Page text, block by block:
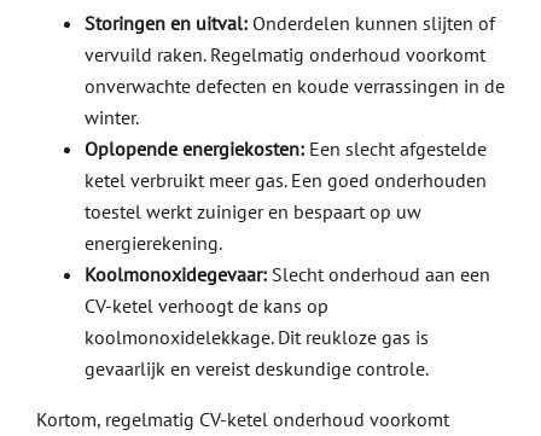
Storingen en uitval:Onderdelen kunnen slijten of
vervuild raken. Regelmatig onderhoud voorkomt
onverwachte defecten en koude verrassingen in de
winter.
Oplopende energiekosten:Een slecht afgestelde
ketel verbruikt meer gas. Een goed onderhouden
toestel werkt zuiniger en bespaart op uw
energierekening.
Koolmonoxidegevaar:Slecht onderhoud aan een
CV-ketel verhoogt de kans op
koolmonoxidelekkage. Dit reukloze gas is
gevaarlijk en vereist deskundige controle.
Kortom, regelmatig CV-ketel onderhoud voorkomt